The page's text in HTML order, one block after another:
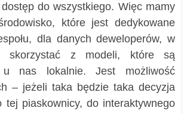
dostęp do wszystkiego. Więc mamy
które jest dedykowane
dla danych deweloperów, w
skorzystać z modeli, które są
u nas lokalnie. Jest możliwość
– jeżeli taka będzie taka decyzja
tej piaskownicy, do interaktywnego